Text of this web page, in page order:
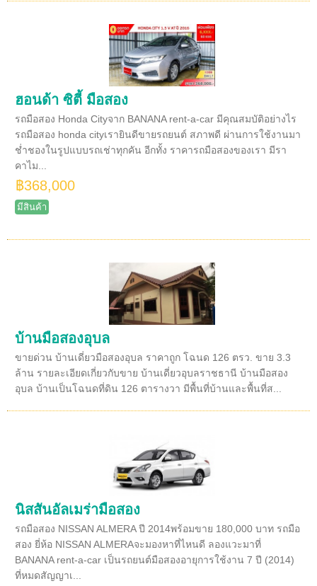
ฮอนด้า ซิตี้ มือสอง
รถมือสอง Honda Cityจาก BANANA rent-a-car มีคุณสมบัติอย่างไร
รถมือสอง honda cityเรายินดีขายรถยนต์ สภาพดี ผ่านการใช้งานมา
ช่ำชองในรูปแบบรถเช่าทุกคัน อีกทั้ง ราคารถมือสองของเรา มีรา
คาไม...
฿368,000
มีสินค้า
บ้านมือสองอุบล
ขายด่วน บ้านเดี่ยวมือสองอุบล ราคาถูก โฉนด 126 ตรว. ขาย 3.3
ล้าน รายละเอียดเกี่ยวกับขาย บ้านเดี่ยวอุบลราชธานี บ้านมือสอง
อุบล บ้านเป็นโฉนดที่ดิน 126 ตารางวา มีพื้นที่บ้านและพื้นที่ส...
นิสสันอัลเมร่ามือสอง
รถมือสอง NISSAN ALMERA ปี 2014พร้อมขาย 180,000 บาท รถมือ
สอง ยี่ห้อ NISSAN ALMERAจะมองหาที่ไหนดี ลองแวะมาที่
BANANA rent-a-car เป็นรถยนต์มือสองอายุการใช้งาน 7 ปี (2014)
ที่หมดสัญญาเ...